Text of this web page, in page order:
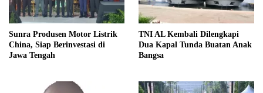
Sunra Produsen Motor Listrik
China, Siap Berinvestasi di
Jawa Tengah
TNI AL Kembali Dilengkapi
Dua Kapal Tunda Buatan Anak
Bangsa